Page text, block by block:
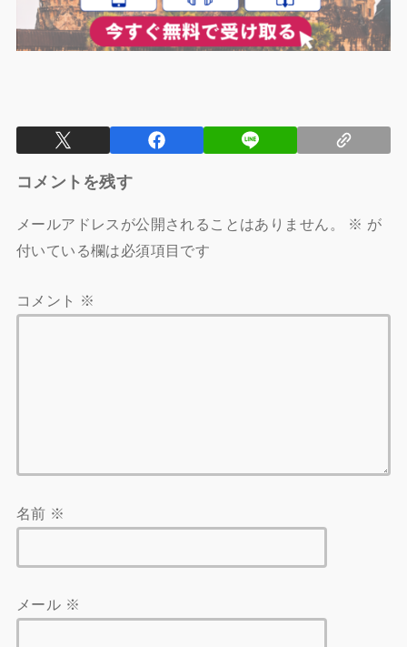
コメントを残す
メールアドレスが公開されることはありません。 ※ が
付いている欄は必須項目です
コメント ※
名前 ※
メール ※